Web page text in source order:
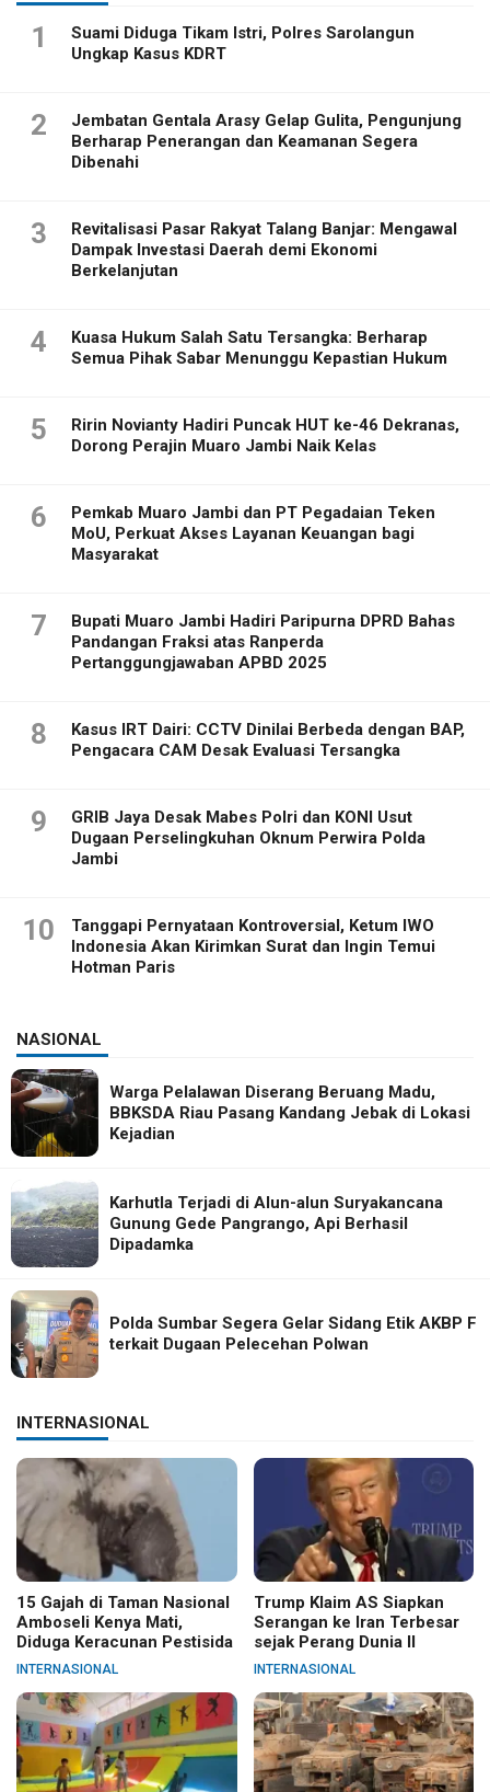
1
Suami Diduga Tikam Istri, Polres Sarolangun
Ungkap Kasus KDRT
2
Jembatan Gentala Arasy Gelap Gulita, Pengunjung
Berharap Penerangan dan Keamanan Segera
Dibenahi
3
Revitalisasi Pasar Rakyat Talang Banjar: Mengawal
Dampak Investasi Daerah demi Ekonomi
Berkelanjutan
4
Kuasa Hukum Salah Satu Tersangka: Berharap
Semua Pihak Sabar Menunggu Kepastian Hukum
5
Ririn Novianty Hadiri Puncak HUT ke-46 Dekranas,
Dorong Perajin Muaro Jambi Naik Kelas
6
Pemkab Muaro Jambi dan PT Pegadaian Teken
MoU, Perkuat Akses Layanan Keuangan bagi
Masyarakat
7
Bupati Muaro Jambi Hadiri Paripurna DPRD Bahas
Pandangan Fraksi atas Ranperda
Pertanggungjawaban APBD 2025
8
Kasus IRT Dairi: CCTV Dinilai Berbeda dengan BAP,
Pengacara CAM Desak Evaluasi Tersangka
9
GRIB Jaya Desak Mabes Polri dan KONI Usut
Dugaan Perselingkuhan Oknum Perwira Polda
Jambi
10
Tanggapi Pernyataan Kontroversial, Ketum IWO
Indonesia Akan Kirimkan Surat dan Ingin Temui
Hotman Paris
NASIONAL
Warga Pelalawan Diserang Beruang Madu,
BBKSDA Riau Pasang Kandang Jebak di Lokasi
Kejadian
Karhutla Terjadi di Alun-alun Suryakancana
Gunung Gede Pangrango, Api Berhasil
Dipadamka
Polda Sumbar Segera Gelar Sidang Etik AKBP F
terkait Dugaan Pelecehan Polwan
INTERNASIONAL
15 Gajah di Taman Nasional
Amboseli Kenya Mati,
Diduga Keracunan Pestisida
INTERNASIONAL
Trump Klaim AS Siapkan
Serangan ke Iran Terbesar
sejak Perang Dunia II
INTERNASIONAL